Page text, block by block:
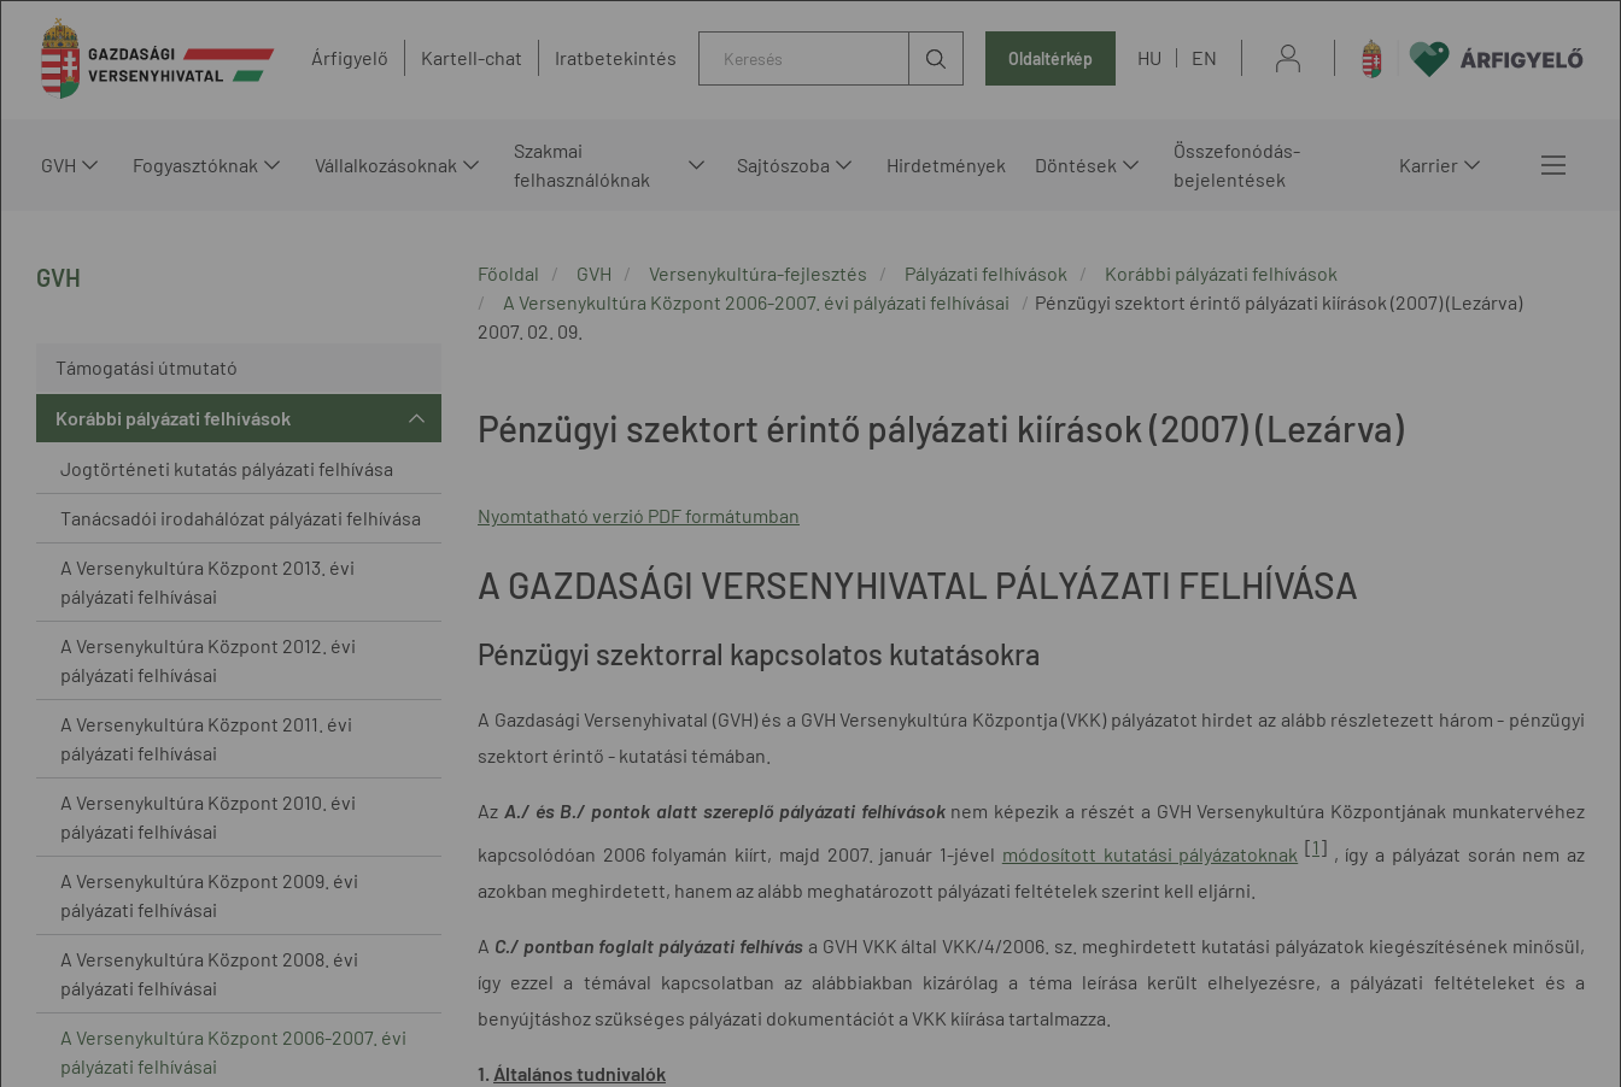
Árfigyelő Kartell-chat Iratbetekintés Oldaltérkép HU EN
GVH Fogyasztóknak Vállalkozásoknak
Szakmai
felhasználóknak
Sajtószoba Hirdetmények Döntések
Összefonódás-
bejelentések
Karrier
GVH
Támogatási útmutató
Korábbi pályázati felhívások
Jogtörténeti kutatás pályázati felhívása
Tanácsadói irodahálózat pályázati felhívása
A Versenykultúra Központ 2013. évi
pályázati felhívásai
A Versenykultúra Központ 2012. évi
pályázati felhívásai
A Versenykultúra Központ 2011. évi
pályázati felhívásai
A Versenykultúra Központ 2010. évi
pályázati felhívásai
A Versenykultúra Központ 2009. évi
pályázati felhívásai
A Versenykultúra Központ 2008. évi
pályázati felhívásai
A Versenykultúra Központ 2006-2007. évi
pályázati felhívásai
Főoldal GVH Versenykultúra-fejlesztés Pályázati felhívások
Korábbi pályázati felhívások
A Versenykultúra Központ 2006-2007. évi pályázati felhívásai
Pénzügyi szektort érintő pályázati kiírások (2007) (Lezárva)
2007. 02. 09.
Pénzügyi szektort érintő pályázati kiírások (2007) (Lezárva)
Nyomtatható verzió PDF formátumban
A GAZDASÁGI VERSENYHIVATAL PÁLYÁZATI FELHÍVÁSA
Pénzügyi szektorral kapcsolatos kutatásokra
A Gazdasági Versenyhivatal (GVH) és a GVH Versenykultúra Központja (VKK) pályázatot hirdet az alább részletezett három - pénzügyi
szektort érintő - kutatási témában.
Az A./ és B./ pontok alatt szereplő pályázati felhívások nem képezik a részét a GVH Versenykultúra Központjának munkatervéhez
kapcsolódóan 2006 folyamán kiírt, majd 2007. január 1-jével módosított kutatási pályázatoknak [1 ], így a pályázat során nem az
azokban meghirdetett, hanem az alább meghatározott pályázati feltételek szerint kell eljárni.
A C./ pontban foglalt pályázati felhívás a GVH VKK által VKK/4/2006. sz. meghirdetett kutatási pályázatok kiegészítésének minősül,
így ezzel a témával kapcsolatban az alábbiakban kizárólag a téma leírása került elhelyezésre, a pályázati feltételeket és a
benyújtáshoz szükséges pályázati dokumentációt a VKK kiírása tartalmazza.
1. Általános tudnivalók